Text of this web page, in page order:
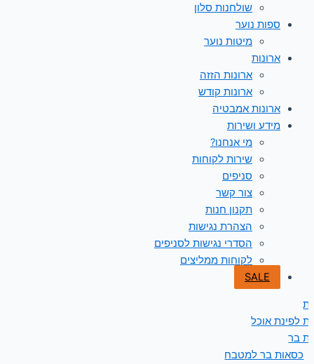
שולחנות סלון
ספות נוער
מיטות נוער
ארונות
ארונות הזזה
ארונות קודש
ארונות אמבטיה
מידע ושירות
מי אנחנו?
שירות לקוחות
סניפים
צור קשר
תקנון חנות
הצהרת נגישות
הסדרי נגישות לסניפים
לקוחות ממליצים
SALE
לפינת אוכל
בר
כסאות בר למטבח